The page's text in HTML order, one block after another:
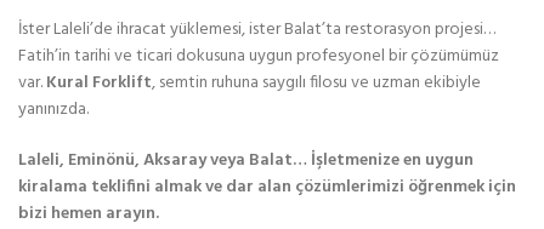
İster Laleli’de ihracat yüklemesi, ister Balat’ta restorasyon projesi…
Fatih’in tarihi ve ticari dokusuna uygun profesyonel bir çözümümüz
var.Kural Forklift, semtin ruhuna saygılı filosu ve uzman ekibiyle
yanınızda.
Laleli, Eminönü, Aksaray veya Balat… İşletmenize en uygun
kiralama teklifini almak ve dar alan çözümlerimizi öğrenmek için
bizi hemen arayın.